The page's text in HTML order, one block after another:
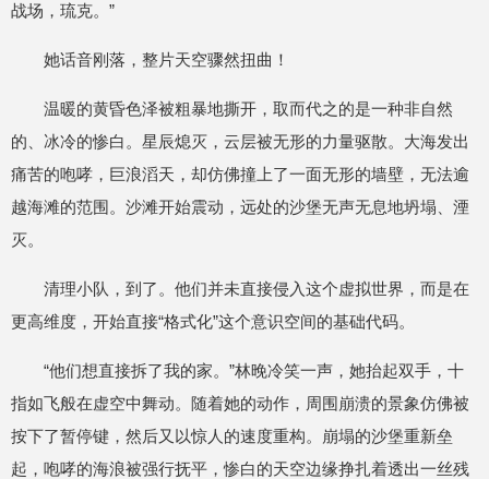
战场，琉克。”
她话音刚落，整片天空骤然扭曲！
温暖的黄昏色泽被粗暴地撕开，取而代之的是一种非自然
的、冰冷的惨白。星辰熄灭，云层被无形的力量驱散。大海发出
痛苦的咆哮，巨浪滔天，却仿佛撞上了一面无形的墙壁，无法逾
越海滩的范围。沙滩开始震动，远处的沙堡无声无息地坍塌、湮
灭。
清理小队，到了。他们并未直接侵入这个虚拟世界，而是在
更高维度，开始直接“格式化”这个意识空间的基础代码。
“他们想直接拆了我的家。”林晚冷笑一声，她抬起双手，十
指如飞般在虚空中舞动。随着她的动作，周围崩溃的景象仿佛被
按下了暂停键，然后又以惊人的速度重构。崩塌的沙堡重新垒
起，咆哮的海浪被强行抚平，惨白的天空边缘挣扎着透出一丝残